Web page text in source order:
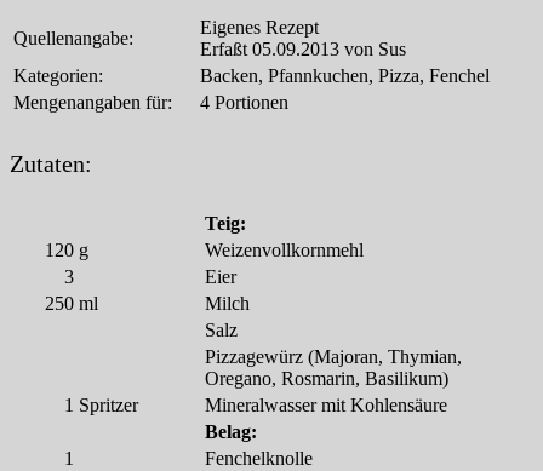
Quellenangabe:
Eigenes Rezept
Erfaßt 05.09.2013 von Sus
Kategorien:
Backen, Pfannkuchen, Pizza, Fenchel
Mengenangaben für:
4 Portionen
Zutaten:
Teig:
120 g
Weizenvollkornmehl
3
Eier
250 ml
Milch
Salz
Pizzagewürz (Majoran, Thymian,
Oregano, Rosmarin, Basilikum)
1 Spritzer
Mineralwasser mit Kohlensäure
Belag:
1
Fenchelknolle